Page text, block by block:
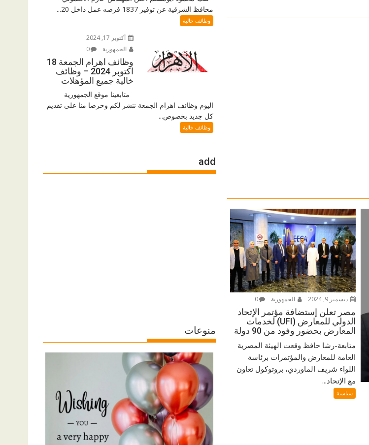
ديسمبر 9, 2024 الجمهورية 0
مصر تعلن إستضافة مؤتمر الإتحاد
الدولي للمعارض (UFI) لخدمات
المعارض بحضور وفود من 90 دولة
متابعة-رشا حافظ وقعت الهيئة المصرية
العامة للمعارض والمؤتمرات برئاسة
اللواء شريف الماوردي، بروتوكول تعاون
مع الإتحاد...
سياسية
محافظ الشرقية عن توفير 1837 فرصه عمل داخل 20...
وظائف خالية
أكتوبر 17, 2024
الجمهورية
0
وظائف اهرام الجمعة 18
اكتوبر 2024 – وظائف
خالية جميع المؤهلات
متابعينا موقع الجمهورية
اليوم وظائف اهرام الجمعة ننشر لكم وحرصا منا على تقديم
كل جديد بخصوص...
وظائف خالية
add
منوعات